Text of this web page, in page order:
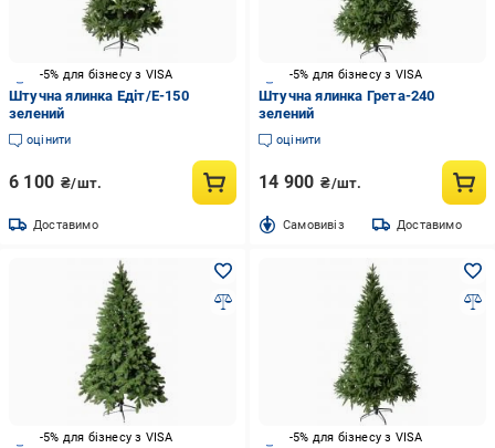
-5% для бізнесу з VISA
Штучна ялинка Едіт/Е-150
зелений
оцінити
6 100 ₴/шт.
Доставимо
-5% для бізнесу з VISA
Штучна ялинка Грета-240
зелений
оцінити
14 900 ₴/шт.
Cамовивіз Доставимо
-5% для бізнесу з VISA -5% для бізнесу з VISA